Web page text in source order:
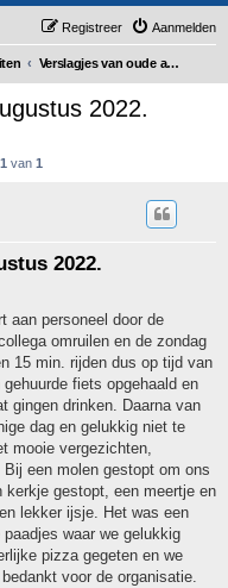
Aanmelden
Registreer
Verslagjes van oude activiteiten [ OPEN ]
2022.
1 van 1
2022.
aan personeel door de
omruilen en de zondag
15 min. rijden dus op tijd van
fiets opgehaald en
gingen drinken. Daarna van
dag en gelukkig niet te
mooie vergezichten,
een molen gestopt om ons
kerkje gestopt, een meertje en
lekker ijsje. Het was een
waar we gelukkig
pizza gegeten en we
voor de organisatie.